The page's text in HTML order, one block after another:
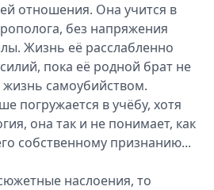
отношения. Она учится в
без напряжения
Жизнь её расслабленно
пока её родной брат не
самоубийством.
погружается в учёбу, хотя
она так и не понимает, как
собственному признанию...
наслоения, то